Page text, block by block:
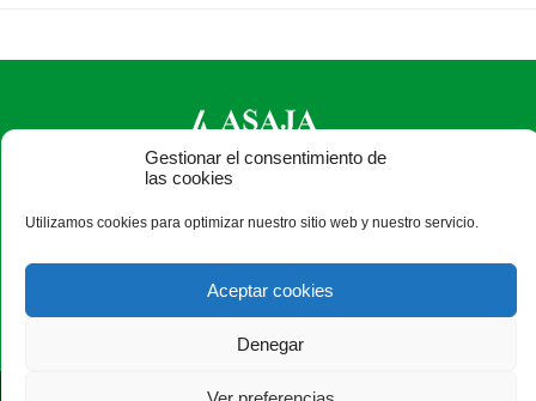
Gestionar el consentimiento de
las cookies
Utilizamos cookies para optimizar nuestro sitio web y nuestro servicio.
Aceptar cookies
Denegar
ASAJA Salamanca - Jóvenes Agricultores
España · Tel.: +34 923 190 720 ·asaja@asajasalamanca.com